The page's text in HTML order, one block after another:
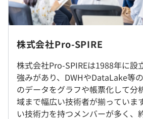
∟要件定義、設計、実装、テスト、
■保険代理店向け業務システムの開発
∟設計、実装、テスト、運用保守
社内もしくはお客様先での勤務とな
常駐先は東京（半蔵門、浜松町、他）
◎現在40%がリモート勤務をおこな
*緊急対応時に出社対応が必要な可能
近郊以外の地域からリモート勤務は
就業場所の変更範囲
＜雇入時＞
9：00〜18：00
※常駐先によって異なります。
平均残業時間：平均10〜15時間／月
▼休日
・完全週休2日制（土・日）
株式会社Pro-SPIRE
株式会社Pro-SPIREは1988年に設
強みがあり、DWHやDataLake等
のデータをグラフや帳票化して分
域まで幅広い技術者が揃っていま
い技術力を持つメンバーが多く、